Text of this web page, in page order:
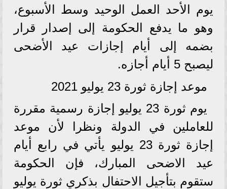
يوم الأحد العمل الوحيد وسط الأسبوع،
وهو ما يدفع الحكومة إلى إصدار قرار
بضمه إلى أيام إجازات عيد الأضحى
ليصبح 5 أيام أجازه.
موعد إجازة ثورة 23 يوليو 2021
يوم ثورة 23 يوليو إجازة رسمية مقررة
للعاملين في الدولة ونظرا لأن موعد
إجازة ثورة 23 يوليو يأتي في رابع أيام
عيد الاضحى المبارك، فإن الحكومة
ستقوم بتأجيل الاحتفال بذكري ثورة يوليو